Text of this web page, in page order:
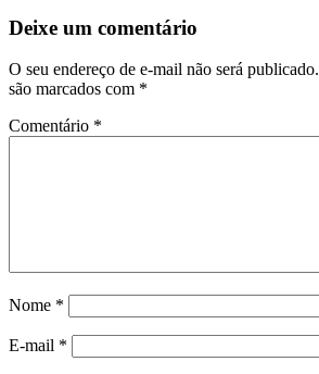
Deixe um comentário
O seu endereço de e-mail não será publicado.
são marcados com *
Comentário *
Nome *
E-mail *